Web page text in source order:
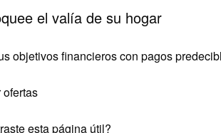
el valía de su hogar
objetivos financieros con pagos
ofertas
esta página útil?